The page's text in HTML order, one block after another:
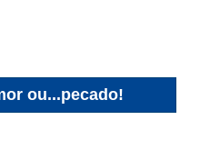
ou...pecado!